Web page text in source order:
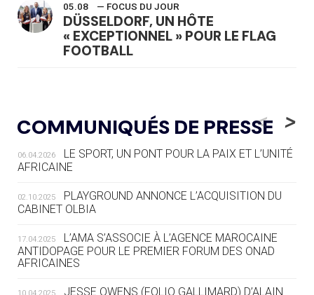
05.08 — FOCUS DU JOUR
DÜSSELDORF, UN HÔTE
« EXCEPTIONNEL » POUR LE FLAG
FOOTBALL
LE RÊVE DE VOIR LA LUGE ALPINE
AUX JO « N'EST PAS FINI »
05.08 — TIR À L'ARC
DES MONDIAUX À BRISBANE SUR LA
ROUTE DES JO 2032
LE VILLAGE OLYMPIQUE DES ARAVIS
SE DESSINE
COMMUNIQUÉS DE PRESSE
<
06.04.2026
LE SPORT, UN PONT POUR LA PAIX ET L’UNITÉ
AFRICAINE
02.10.2025
PLAYGROUND ANNONCE L’ACQUISITION DU
CABINET OLBIA
17.04.2025
L’AMA S’ASSOCIE À L’AGENCE MAROCAINE
ANTIDOPAGE POUR LE PREMIER FORUM DES ONAD
AFRICAINES
10.04.2025
JESSE OWENS (FOLIO GALLIMARD) D’ALAIN
>